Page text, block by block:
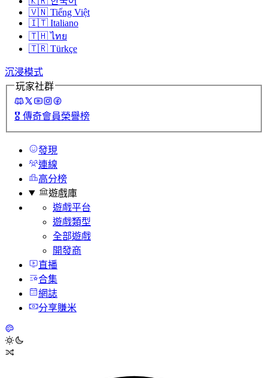
🇻🇳 Tiếng Việt
🇮🇹 Italiano
🇹🇭 ไทย
🇹🇷 Türkçe
沉浸模式
玩家社群
🎖️ 傳奇會員榮譽榜
發現
連線
高分榜
遊戲庫
遊戲平台
遊戲類型
全部遊戲
開發商
直播
合集
網誌
分享賺米